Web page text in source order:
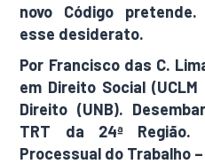
novo Código
esse desiderato.
Por Francisco das C.
em Direito Social
Direito (UNB).
TRT da 24ª Região.
Processual do Trabalho